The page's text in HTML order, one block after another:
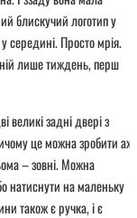
блискучий логотип у
середині. Просто мрія.
ній лише тиждень, перш
великі задні двері з
це можна зробити аж
– зовні. Можна
натиснути на маленьку
також є ручка, і є